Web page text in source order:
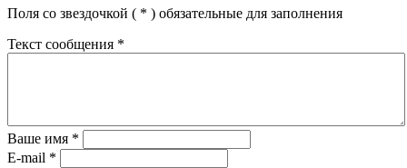
Поля со звездочкой ( * ) обязательные для заполнения
Текст сообщения *
Ваше имя *
E-mail *